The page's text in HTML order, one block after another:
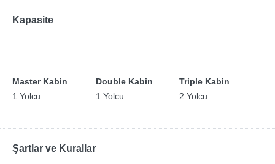
Kapasite
Master Kabin
1 Yolcu
Double Kabin
1 Yolcu
Triple Kabin
2 Yolcu
Şartlar ve Kurallar